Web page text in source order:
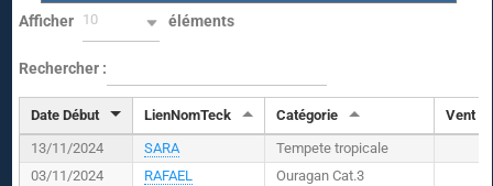
Afficher 10 éléments
Rechercher :
Date Début LienNomTeck Catégorie Vent (
13/11/2024
SARA
Tempete tropicale
03/11/2024
RAFAEL
Ouragan Cat.3